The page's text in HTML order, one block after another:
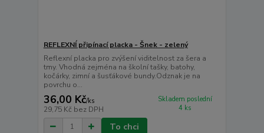
REFLEXNÍ připínací placka - Šnek - zelený
Reflexní placka pro zvýšení viditelnost za šera a
tmy. Vhodná zejména na školní tašky, batohy,
kočárky, zimní a šusťákové bundy.Odznak je na
povrchu o...
36,00 Kč/ks
29,75 Kč bez DPH
Skladem poslední
4 ks
To chci